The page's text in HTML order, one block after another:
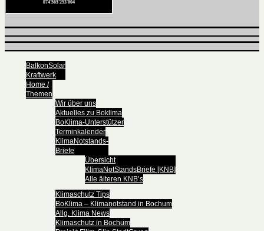
BalkonSolar
Kraftwerk
Home /
Themen
Wir über uns
Aktuelles zu Boklima
BoKlima-Unterstützer
Terminkalender
KlimaNotstands-
Briefe
Übersicht
KlimaNotStandsBriefe [KNB]
Alle älteren KNB’s
Klimaschutz Tips
BoKlima – Klimanotstand in Bochum
Allg. Klima News
Klimaschutz in Bochum